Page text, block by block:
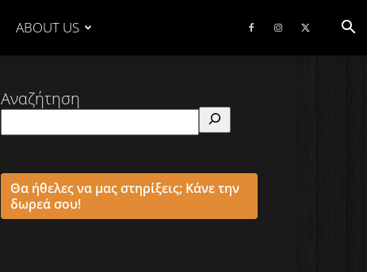
ABOUT US
Αναζήτηση
Θα ήθελες να μας στηρίξεις; Κάνε την
δωρεά σου!